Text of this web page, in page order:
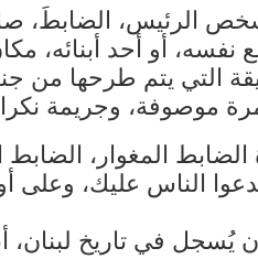
الرئيس، الضابطَ، صاحب
نفسه، أو أحد
التي يتم طرحها من
موصوفة، وجريمة
المغوار،
يدعوا الناس عليك،
يُسجل في تاريخ